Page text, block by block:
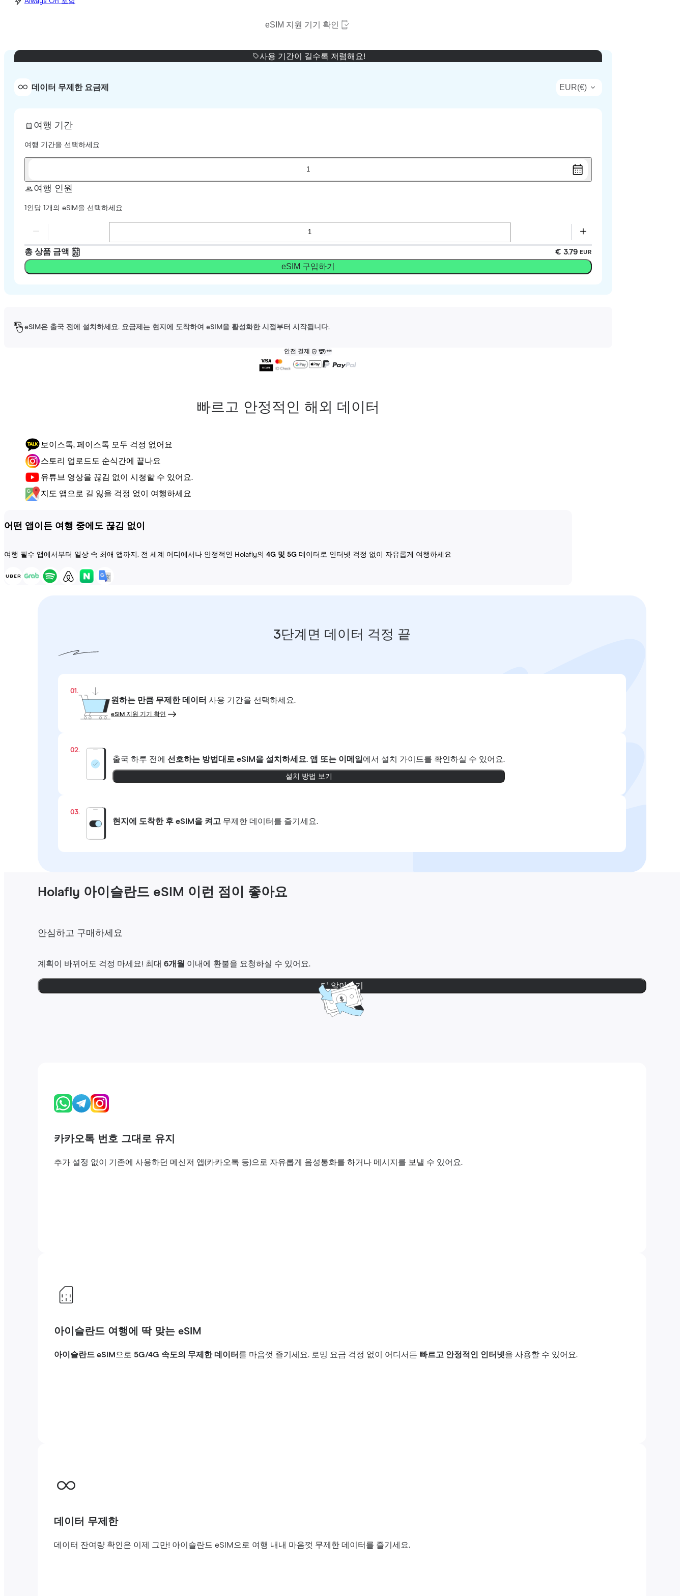
eSIM 지원 기기 확인
사용 기간이 길수록 저렴해요!
데이터 무제한 요금제 EUR(€)
여행 기간
여행 기간을 선택하세요
1
여행 인원
1인당 1개의 eSIM을 선택하세요
총 상품 금액 € 3.79 EUR
eSIM 구입하기
eSIM은 출국 전에 설치하세요. 요금제는 현지에 도착하여 eSIM을 활성화한 시점부터 시작됩니다.
안전 결제
빠르고 안정적인 해외 데이터
보이스톡, 페이스톡 모두 걱정 없어요
스토리 업로드도 순식간에 끝나요
유튜브 영상을 끊김 없이 시청할 수 있어요.
지도 앱으로 길 잃을 걱정 없이 여행하세요
어떤 앱이든 여행 중에도 끊김 없이
여행 필수 앱에서부터 일상 속 최애 앱까지, 전 세계 어디에서나 안정적인 Holafly의 4G 및 5G 데이터로 인터넷 걱정 없이 자유롭게 여행하세요
3단계면 데이터 걱정 끝
01.
원하는 만큼 무제한 데이터 사용 기간을 선택하세요.
eSIM 지원 기기 확인
02.
출국 하루 전에선호하는 방법대로 eSIM을 설치하세요. 앱 또는 이메일 에서 설치 가이드를 확인하실 수 있어요.
설치 방법 보기
03.
현지에 도착한 후 eSIM을 켜고 무제한 데이터를 즐기세요.
Holafly 아이슬란드 eSIM 이런 점이 좋아요
안심하고 구매하세요
계획이 바뀌어도 걱정 마세요! 최대6개월 이내에 환불을 요청하실 수 있어요.
더 알아보기
카카오톡 번호 그대로 유지
추가 설정 없이 기존에 사용하던 메신저 앱(카카오톡 등)으로 자유롭게 음성통화를 하거나 메시지를 보낼 수 있어요.
아이슬란드 여행에 딱 맞는 eSIM
아이슬란드 eSIM 으로5G/4G 속도의 무제한 데이터 를 마음껏 즐기세요. 로밍 요금 걱정 없이 어디서든 빠르고 안정적인 인터넷을 사용할 수 있어요.
데이터 무제한
데이터 잔여량 확인은 이제 그만! 아이슬란드 eSIM으로 여행 내내 마음껏 무제한 데이터를 즐기세요.